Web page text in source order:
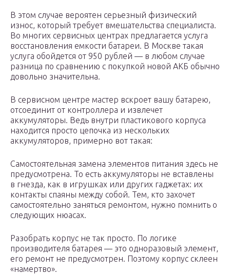
В этом случае вероятен серьезный физический
износ, который требует вмешательства специалиста.
Во многих сервисных центрах предлагается услуга
восстановления емкости батареи. В Москве такая
услуга обойдется от 950 рублей — в любом случае
разница по сравнению с покупкой новой АКБ обычно
довольно значительна.
В сервисном центре мастер вскроет вашу батарею,
отсоединит от контроллера и извлечет
аккумуляторы. Ведь внутри пластикового корпуса
находится просто цепочка из нескольких
аккумуляторов, примерно вот такая:
Самостоятельная замена элементов питания здесь не
предусмотрена. То есть аккумуляторы не вставлены
в гнезда, как в игрушках или других гаджетах: их
контакты спаяны между собой. Тем, кто захочет
самостоятельно заняться ремонтом, нужно помнить о
следующих нюасах.
Разобрать корпус не так просто. По логике
производителя батарея — это одноразовый элемент,
его ремонт не предусмотрен. Поэтому корпус склеен
«намертво».